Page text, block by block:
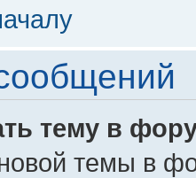
тему в
темы в